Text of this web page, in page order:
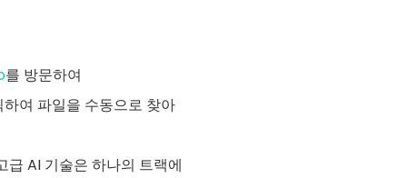
를 방문하여
여 파일을 수동으로 찾아
AI 기술은 하나의 트랙에